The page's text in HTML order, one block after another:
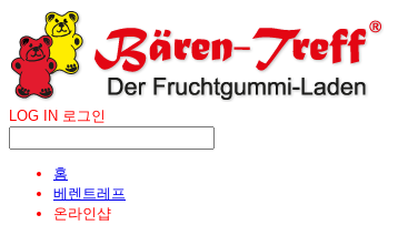
LOG IN 로그인
홈
베렌트레프
온라인샵